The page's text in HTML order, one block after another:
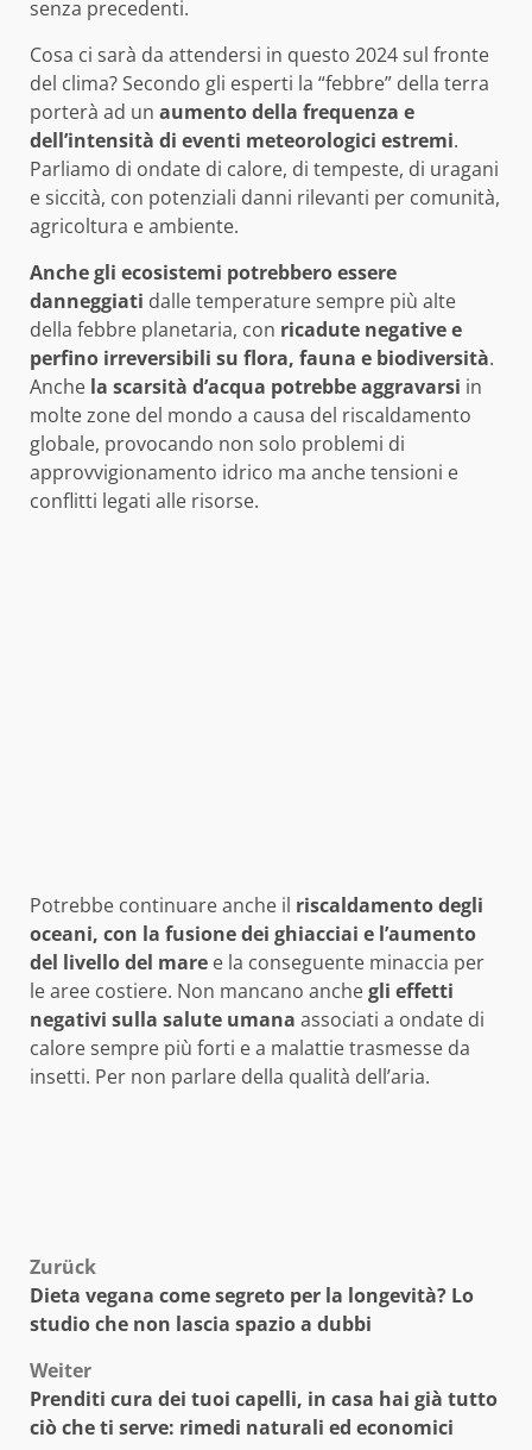
senza precedenti.
Cosa ci sarà da attendersi in questo 2024 sul fronte
del clima? Secondo gli esperti la “febbre” della terra
porterà ad un aumento della frequenza e
dell’intensità di eventi meteorologici estremi.
Parliamo di ondate di calore, di tempeste, di uragani
e siccità, con potenziali danni rilevanti per comunità,
agricoltura e ambiente.
Anche gli ecosistemi potrebbero essere
danneggiati dalle temperature sempre più alte
della febbre planetaria, con ricadute negative e
perfino irreversibili su flora, fauna e biodiversità.
Anche la scarsità d’acqua potrebbe aggravarsi in
molte zone del mondo a causa del riscaldamento
globale, provocando non solo problemi di
approvvigionamento idrico ma anche tensioni e
conflitti legati alle risorse.
Potrebbe continuare anche il riscaldamento degli
oceani, con la fusione dei ghiacciai e l’aumento
del livello del mare e la conseguente minaccia per
le aree costiere. Non mancano anchegli effetti
negativi sulla salute umana associati a ondate di
calore sempre più forti e a malattie trasmesse da
insetti. Per non parlare della qualità dell’aria.
Beitragsnavigation
Zurück
Dieta vegana come segreto per la longevità? Lo
studio che non lascia spazio a dubbi
Weiter
Prenditi cura dei tuoi capelli, in casa hai già tutto
ciò che ti serve: rimedi naturali ed economici